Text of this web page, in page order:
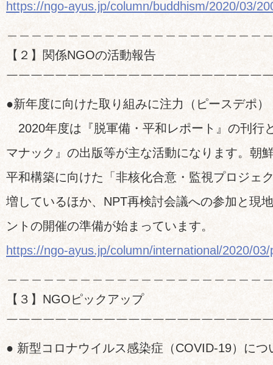
https://ngo-ayus.jp/column/buddhism/2020/03/
【２】関係NGOの活動報告
￣￣￣￣￣￣￣￣￣￣￣￣￣￣￣￣￣￣￣￣￣
●新年度に向けた取り組みに注力（ピースデポ）
2020年度は『脱軍備・平和レポート』の刊行
マナック』の出版等が主な活動になります。朝
平和構築に向けた「非核化合意・監視プロジェ
増しているほか、NPT再検討会議への参加と現
ントの開催の準備が始まっています。
https://ngo-ayus.jp/column/international/2020/
【３】NGOピックアップ
￣￣￣￣￣￣￣￣￣￣￣￣￣￣￣￣￣￣￣￣￣
● 新型コロナウイルス感染症（COVID-19）につ